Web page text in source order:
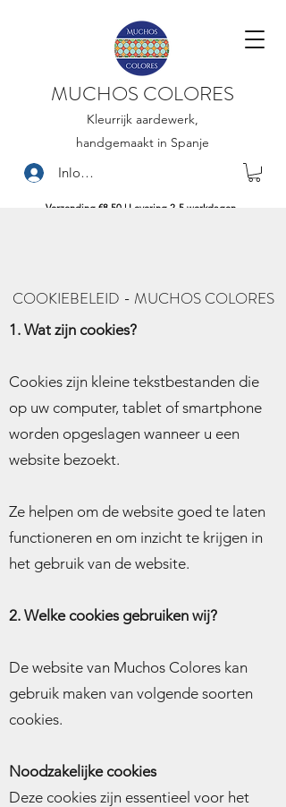
MUCHOS COLORES
Kleurrijk aardewerk,
handgemaakt in Spanje
Verzending €8,50 | Levering 2-5 werkdagen
Inloggen
COOKIEBELEID - MUCHOS COLORES
1. Wat zijn cookies?
Cookies zijn kleine tekstbestanden die
op uw computer, tablet of smartphone
worden opgeslagen wanneer u een
website bezoekt.
Ze helpen om de website goed te laten
functioneren en om inzicht te krijgen in
het gebruik van de website.
2. Welke cookies gebruiken wij?
De website van Muchos Colores kan
gebruik maken van volgende soorten
cookies.
Noodzakelijke cookies
Deze cookies zijn essentieel voor het